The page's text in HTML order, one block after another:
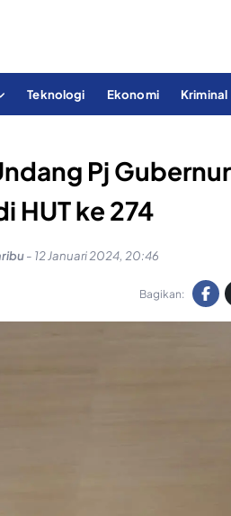
Teknologi Ekonomi Kriminal
Pj
HUT ke 274
- 12 Januari 2024, 20:46
Bagikan: